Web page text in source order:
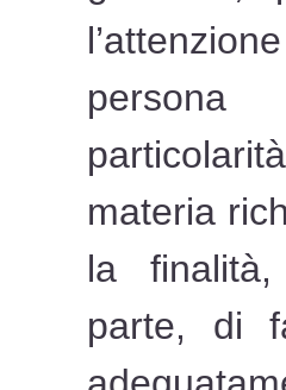
materia
la
parte, di